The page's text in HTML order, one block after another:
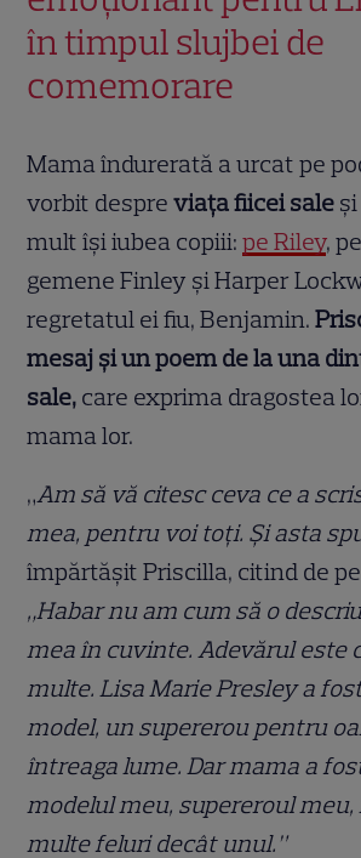
în timpul slujbei de
comemorare
Mama îndurerată a urcat pe
vorbit despre viața fiicei sale
mult își iubea copiii:pe Riley,
gemene Finley și Harper
regretatul ei fiu, Benjamin.
mesaj și un poem de la una
sale, care exprima dragostea
mama lor.
„Am să vă citesc ceva ce a
mea, pentru voi toți. Și asta
împărtășit Priscilla, citind de
„Habar nu am cum să o
mea în cuvinte. Adevărul este
multe. Lisa Marie Presley a
model, un supererou pentru
întreaga lume. Dar mama a
modelul meu, supereroul
multe feluri decât unul.”